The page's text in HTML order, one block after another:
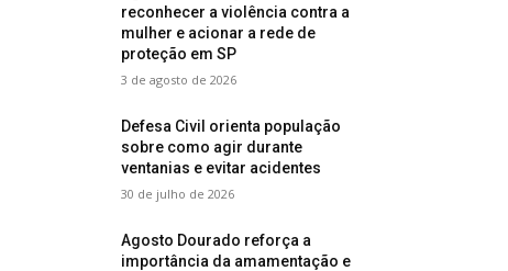
reconhecer a violência contra a
mulher e acionar a rede de
proteção em SP
3 de agosto de 2026
Defesa Civil orienta população
sobre como agir durante
ventanias e evitar acidentes
30 de julho de 2026
Agosto Dourado reforça a
importância da amamentação e